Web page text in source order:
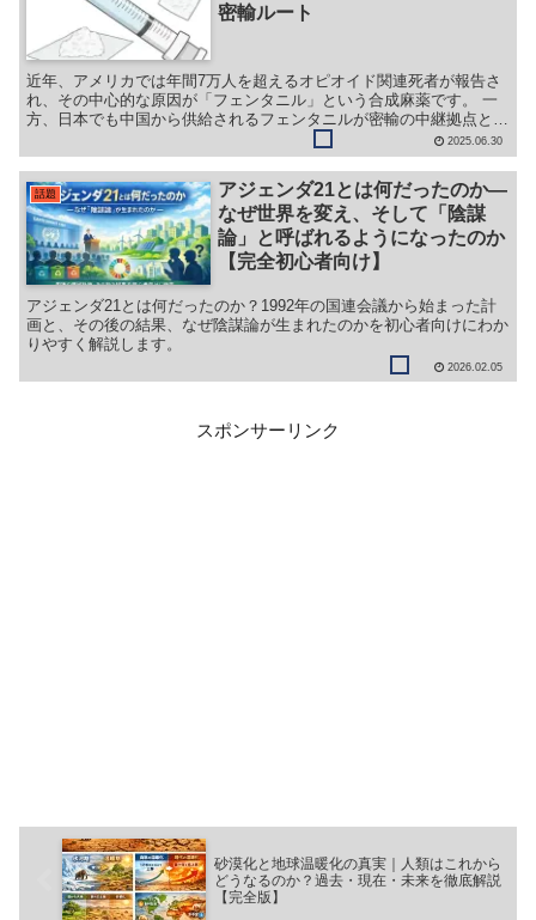
密輸ルート
近年、アメリカでは年間7万人を超えるオピオイド関連死者が報告さ
れ、その中心的な原因が「フェンタニル」という合成麻薬です。 一
方、日本でも中国から供給されるフェンタニルが密輸の中継拠点とし
て利用されている疑いが指摘され始めています。 今回はフ...2025.06.30
話題
アジェンダ21とは何だったのか―
なぜ世界を変え、そして「陰謀
論」と呼ばれるようになったのか
【完全初心者向け】
アジェンダ21とは何だったのか？1992年の国連会議から始まった計
画と、その後の結果、なぜ陰謀論が生まれたのかを初心者向けにわか
りやすく解説します。
2026.02.05
スポンサーリンク
砂漠化と地球温暖化の真実｜人類はこれから
どうなるのか？過去・現在・未来を徹底解説
【完全版】